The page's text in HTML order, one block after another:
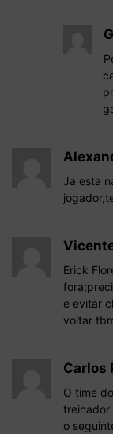
Ja esta
Erick
e evitar
voltar
Carlos
O time
treinador
o